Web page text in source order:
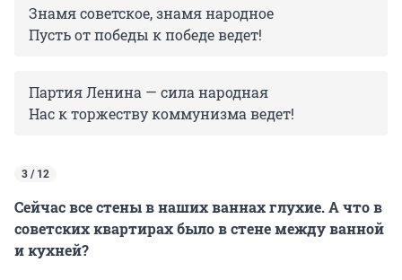
Знамя советское, знамя народное
Пусть от победы к победе ведет!
Партия Ленина — сила народная
Нас к торжеству коммунизма ведет!
3 / 12
Сейчас все стены в наших ваннах глухие. А что в
советских квартирах было в стене между ванной
и кухней?